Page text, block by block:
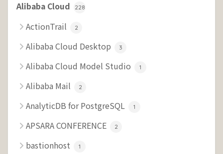
Alibaba Cloud 228
ActionTrail 2
Alibaba Cloud Desktop 3
Alibaba Cloud Model Studio 1
Alibaba Mail 2
AnalyticDB for PostgreSQL 1
APSARA CONFERENCE 2
bastionhost 1